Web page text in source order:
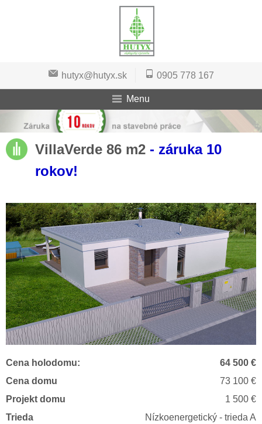
hutyx@hutyx.sk 0905 778 167
Menu
VillaVerde 86 m2 - záruka 10
rokov!
Cena holodomu:
64 500 €
Cena domu
73 100 €
Projekt domu
1 500 €
Trieda
Nízkoenergetický - trieda A